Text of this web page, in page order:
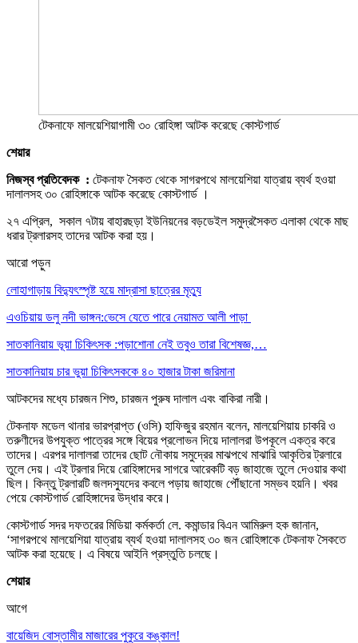
টেকনাফে মালয়েশিয়াগামী ৩০ রোহিঙ্গা আটক করেছে কোস্টগার্ড
শেয়ার
নিজস্ব প্রতিবেদক : টেকনাফ সৈকত থেকে সাগরপথে মালয়েশিয়া যাত্রায় ব্যর্থ হওয়া
দালালসহ ৩০ রোহিঙ্গাকে আটক করেছে কোস্টগার্ড ।
২৭ এপ্রিল, সকাল ৭টায় বাহারছড়া ইউনিয়নের বড়ডেইল সমুদ্রসৈকত এলাকা থেকে মাছ
ধরার ট্রলারসহ তাদের আটক করা হয়।
আরো পড়ুন
লোহাগাড়ায় বিদ্যুৎস্পৃষ্ট হয়ে মাদ্রাসা ছাত্রের মৃত্যু
এওচিয়ায় ডলু নদী ভাঙ্গন:ভেসে যেতে পারে নেয়ামত আলী পাড়া
সাতকানিয়ায় ভূয়া চিকিৎসক :পড়াশোনা নেই তবুও তারা বিশেষজ্ঞ,…
সাতকানিয়ায় চার ভুয়া চিকিৎসককে ৪০ হাজার টাকা জরিমানা
আটকদের মধ্যে চারজন শিশু, চারজন পুরুষ দালাল এবং বাকিরা নারী।
টেকনাফ মডেল থানার ভারপ্রাপ্ত (ওসি) হাফিজুর রহমান বলেন, মালয়েশিয়ায় চাকরি ও
তরুণীদের উপযুক্ত পাত্রের সঙ্গে বিয়ের প্রলোভন দিয়ে দালালরা উপকূলে একত্র করে
তাদের। এরপর দালালরা তাদের ছোট নৌকায় সমুদ্রের মাঝপথে মাঝারি আকৃতির ট্রলারে
তুলে দেয়। এই ট্রলার দিয়ে রোহিঙ্গাদের সাগরে আরেকটি বড় জাহাজে তুলে দেওয়ার কথা
ছিল। কিন্তু ট্রলারটি জলদস্যুদের কবলে পড়ায় জাহাজে পৌঁছানো সম্ভব হয়নি। খবর
পেয়ে কোস্টগার্ড রোহিঙ্গাদের উদ্ধার করে।
কোস্টগার্ড সদর দফতরের মিডিয়া কর্মকর্তা লে. কমান্ডার বিএন আমিরুল হক জানান,
‘সাগরপথে মালয়েশিয়া যাত্রায় ব্যর্থ হওয়া দালালসহ ৩০ জন রোহিঙ্গাকে টেকনাফ সৈকতে
আটক করা হয়েছে। এ বিষয়ে আইনি প্রস্তুতি চলছে।
শেয়ার
আগে
বায়েজিদ বোস্তামীর মাজারের পুকুরে কঙ্কাল!